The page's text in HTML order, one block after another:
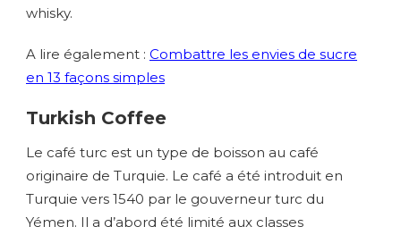
whisky.
A lire également : Combattre les envies de sucre
en 13 façons simples
Turkish Coffee
Le café turc est un type de boisson au café
originaire de Turquie. Le café a été introduit en
Turquie vers 1540 par le gouverneur turc du
Yémen. Il a d’abord été limité aux classes